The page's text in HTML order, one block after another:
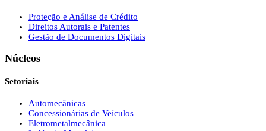
Proteção e Análise de Crédito
Direitos Autorais e Patentes
Gestão de Documentos Digitais
Núcleos
Setoriais
Automecânicas
Concessionárias de Veículos
Eletrometalmecânica